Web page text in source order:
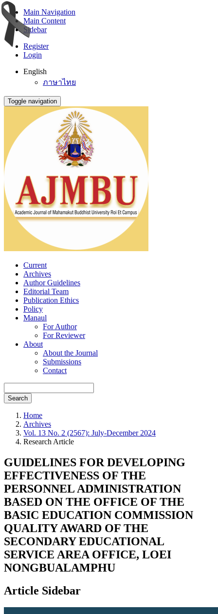
Main Navigation
Main Content
Sidebar
Register
Login
English
ภาษาไทย
Toggle navigation
Current
Archives
Author Guidelines
Editorial Team
Publication Ethics
Policy
Manaul
For Author
For Reviewer
About
About the Journal
Submissions
Contact
Search
Home
Archives
Vol. 13 No. 2 (2567): July-December 2024
Research Article
GUIDELINES FOR DEVELOPING
EFFECTIVENESS OF THE
PERSONNEL ADMINISTRATION
BASED ON THE OFFICE OF THE
BASIC EDUCATION COMMISSION
QUALITY AWARD OF THE
SECONDARY EDUCATIONAL
SERVICE AREA OFFICE, LOEI
NONGBUALAMPHU
Article Sidebar